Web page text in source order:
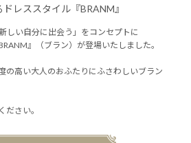
レススタイル『BRANM』
しい自分に出会う」をコンセプトに
』（ブラン）が登場いたしました。
の高い大人のおふたりにふさわしいブラン
ださい。